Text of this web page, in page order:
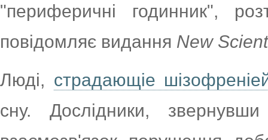
"периферичні годинник",
повідомляє видання New
Люді, страдающіе
сну. Дослідники,